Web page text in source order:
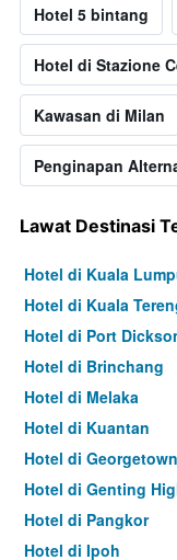
Hotel 5 bintang
Hotel di Stazione
Kawasan di Milan
Penginapan
Lawat Destinasi
Hotel di Kuala
Hotel di Kuala
Hotel di Port
Hotel di Brinchang
Hotel di Melaka
Hotel di Kuantan
Hotel di Georgetown
Hotel di Genting
Hotel di Pangkor
Hotel di Ipoh